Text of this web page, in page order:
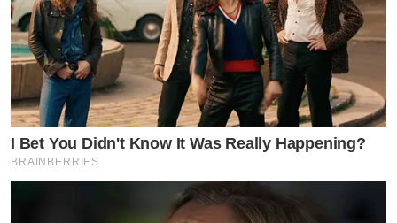
I Bet You Didn't Know It Was Really Happening?
BRAINBERRIES